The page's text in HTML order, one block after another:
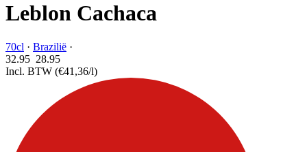
Leblon Cachaca
70cl · Brazilië ·
32.95 28.95
Incl. BTW (€41,36/l)